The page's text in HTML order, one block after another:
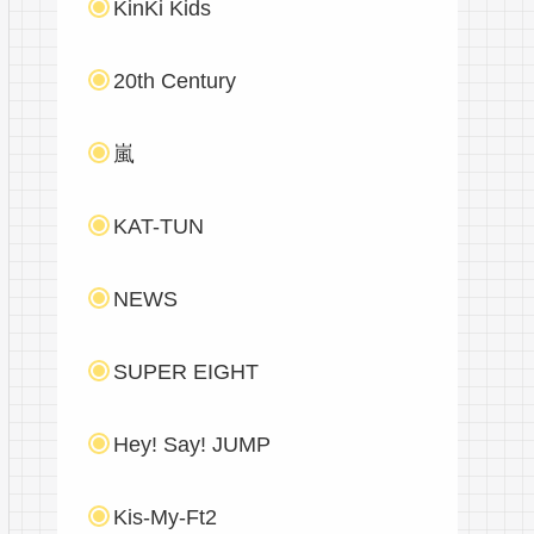
KinKi Kids
20th Century
嵐
KAT-TUN
NEWS
SUPER EIGHT
Hey! Say! JUMP
Kis-My-Ft2